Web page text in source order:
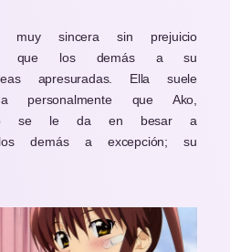
sincera sin prejuicio
que los demás a su
apresuradas. Ella suele
personalmente que Ako,
se le da en besar a
demás a excepción; su